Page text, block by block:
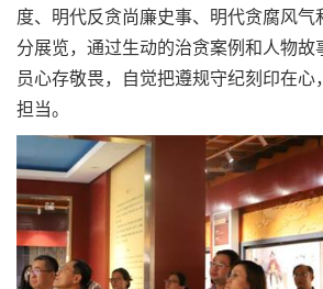
度、明代反贪尚廉史事、明代贪腐风气
分展览，通过生动的治贪案例和人物
员心存敬畏，自觉把遵规守纪刻印在
担当。